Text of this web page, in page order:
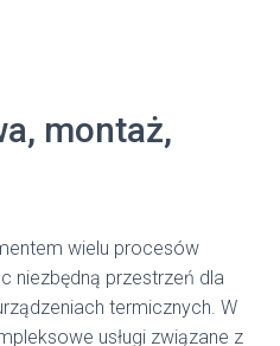
montaż,
wielu procesów
niezbędną przestrzeń dla
termicznych. W
usługi związane z